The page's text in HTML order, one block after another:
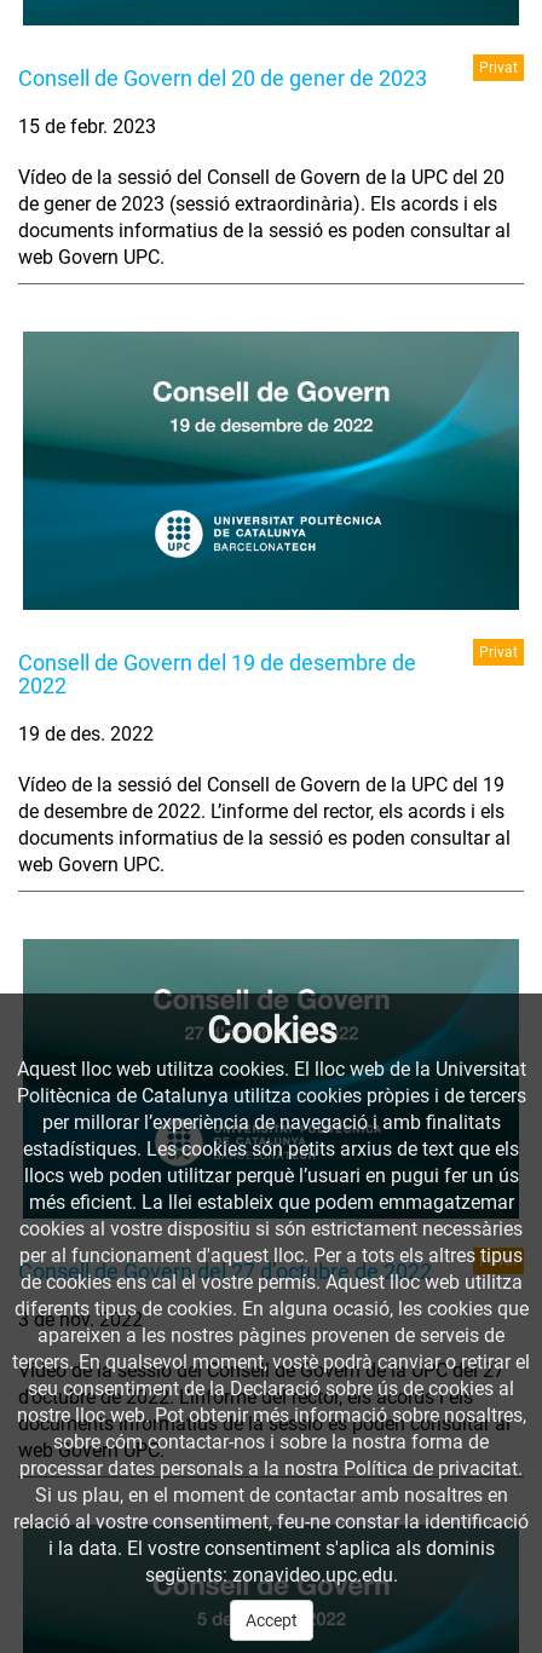
Consell de Govern del 20 de gener de 2023 Privat
15 de febr. 2023
Vídeo de la sessió del Consell de Govern de la UPC del 20
de gener de 2023 (sessió extraordinària). Els acords i els
documents informatius de la sessió es poden consultar al
web Govern UPC.
Consell de Govern del 19 de desembre de
2022
Privat
19 de des. 2022
Vídeo de la sessió del Consell de Govern de la UPC del 19
de desembre de 2022. L’informe del rector, els acords i els
documents informatius de la sessió es poden consultar al
web Govern UPC.
Consell de Govern del 27 d’octubre de 2022 Privat
3 de nov. 2022
Vídeo de la sessió del Consell de Govern de la UPC del 27
d’octubre de 2022. L’informe del rector, els acords i els
documents informatius de la sessió es poden consultar al
web Govern UPC.
Cookies
Aquest lloc web utilitza cookies. El lloc web de la Universitat
Politècnica de Catalunya utilitza cookies pròpies i de tercers
per millorar l’experiència de navegació i amb finalitats
estadístiques. Les cookies són petits arxius de text que els
llocs web poden utilitzar perquè l’usuari en pugui fer un ús
més eficient. La llei estableix que podem emmagatzemar
cookies al vostre dispositiu si són estrictament necessàries
per al funcionament d'aquest lloc. Per a tots els altres tipus
de cookies ens cal el vostre permís. Aquest lloc web utilitza
diferents tipus de cookies. En alguna ocasió, les cookies que
apareixen a les nostres pàgines provenen de serveis de
tercers. En qualsevol moment, vostè podrà canviar o retirar el
seu consentiment de la Declaració sobre ús de cookies al
nostre lloc web. Pot obtenir més informació sobre nosaltres,
sobre cóm contactar-nos i sobre la nostra forma de
processar dates personals a la nostra Política de privacitat.
Si us plau, en el moment de contactar amb nosaltres en
relació al vostre consentiment, feu-ne constar la identificació
i la data. El vostre consentiment s'aplica als dominis
següents: zonavideo.upc.edu.
Accept